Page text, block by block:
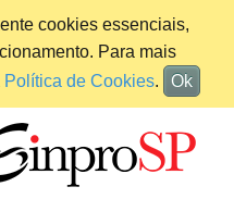
cookies essenciais,
Para mais
Política de Cookies. Ok